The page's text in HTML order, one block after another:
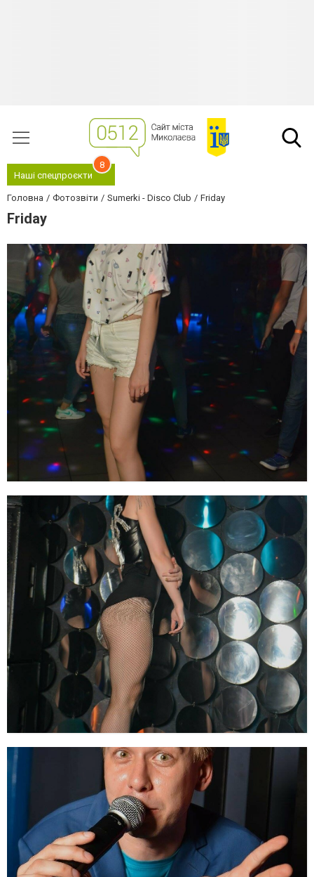
Наші спецпроєкти
8
Головна Фотозвіти Sumerki - Disco Club Friday
Friday